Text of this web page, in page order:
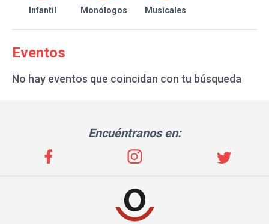
Infantil Monólogos Musicales
Eventos
No hay eventos que coincidan con tu búsqueda
Encuéntranos en: